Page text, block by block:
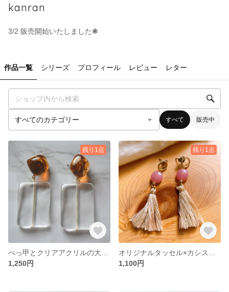
kanran
3/2 販売開始いたしました❃
作品一覧 シリーズ プロフィール レビュー レター
すべて 販売中
残り1点
1,250円
残り1点
1,100円